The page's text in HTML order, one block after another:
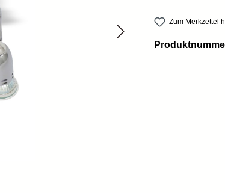
Zum Merkzettel